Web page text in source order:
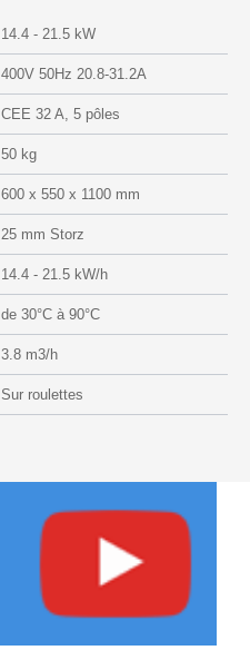
14.4 - 21.5 kW
400V 50Hz 20.8-31.2A
CEE 32 A, 5 pôles
50 kg
600 x 550 x 1100 mm
25 mm Storz
14.4 - 21.5 kW/h
de 30°C à 90°C
3.8 m3/h
Sur roulettes